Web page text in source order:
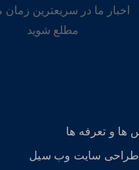
اخبار ما در سریعترین
مطلع شوید
ها و تعرفه ها
طراحی سایت وب سیل